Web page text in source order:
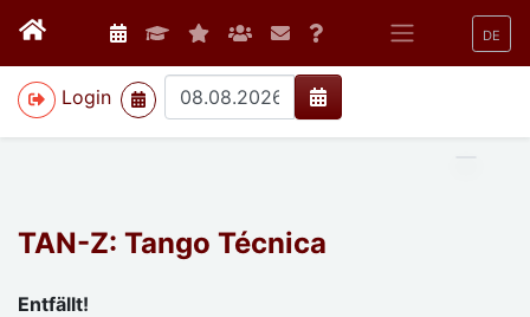
DE
Login
>
TAN-Z: Tango Técnica
Entfällt!